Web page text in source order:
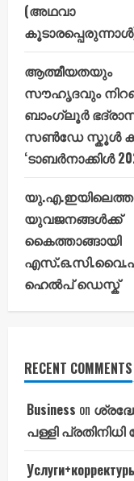
(അഥവാ
ആത്മീയതയും
സൗഹൃദവും
ബാംഗ്ലൂർ
സൺഡേ സ്കൂൾ
‘ടാബർനാക്കിൾ
യുവജനങ്ങൾക്ക്
കൈത്താങ്ങായി
ഹെൽപ് ഡെസ്ക്
RECENT COMMENTS
Business on
പള്ളി